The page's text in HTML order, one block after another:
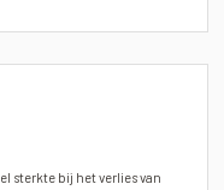
sterkte bij het verlies van